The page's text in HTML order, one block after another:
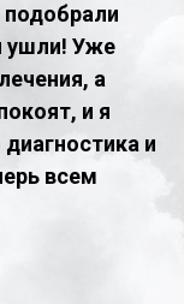
ушли! Уже
а
и я
и
всем